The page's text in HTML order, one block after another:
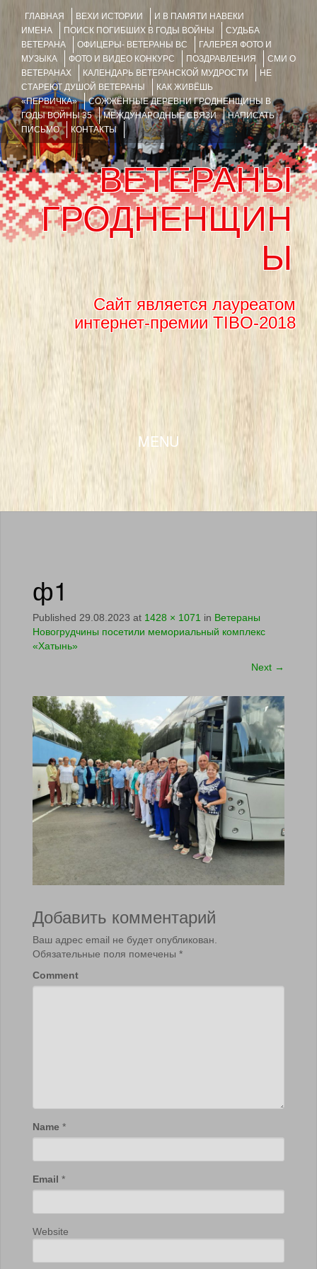
ГЛАВНАЯ ВЕХИ ИСТОРИИ
И В ПАМЯТИ НАВЕКИ
ИМЕНА
ПОИСК ПОГИБШИХ В ГОДЫ ВОЙНЫ
СУДЬБА
ВЕТЕРАНА
ОФИЦЕРЫ- ВЕТЕРАНЫ ВС
ГАЛЕРЕЯ ФОТО И
МУЗЫКА
ФОТО И ВИДЕО КОНКУРС ПОЗДРАВЛЕНИЯ
СМИ О
ВЕТЕРАНАХ
КАЛЕНДАРЬ ВЕТЕРАНСКОЙ МУДРОСТИ
НЕ
СТАРЕЮТ ДУШОЙ ВЕТЕРАНЫ
КАК ЖИВЁШЬ
«ПЕРВИЧКА»
СОЖЖЁННЫЕ ДЕРЕВНИ ГРОДНЕНЩИНЫ В
ГОДЫ ВОЙНЫ 35
МЕЖДУНАРОДНЫЕ СВЯЗИ
НАПИСАТЬ
ПИСЬМО
КОНТАКТЫ
ВЕТЕРАНЫ
ГРОДНЕНЩИН
Ы
Сайт является лауреатом
интернет-премии TIBO-2018
MENU
SKIP TO CONTENT
ф1
Published 29.08.2023 at 1428 × 1071 in Ветераны
Новогрудчины посетили мемориальный комплекс
«Хатынь»
Next →
Добавить комментарий
Ваш адрес email не будет опубликован.
Обязательные поля помечены *
Comment
Name *
Email *
Website